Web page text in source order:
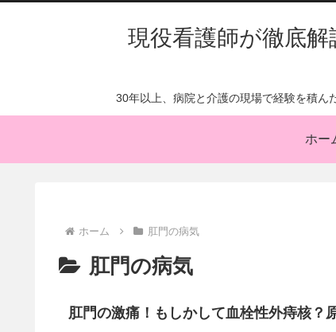
現役看護師が徹底
30年以上、病院と介護の現場で経験を積ん
ホー
ホーム 肛門の病気
肛門の病気
肛門の激痛！もしかして血栓性外痔核？